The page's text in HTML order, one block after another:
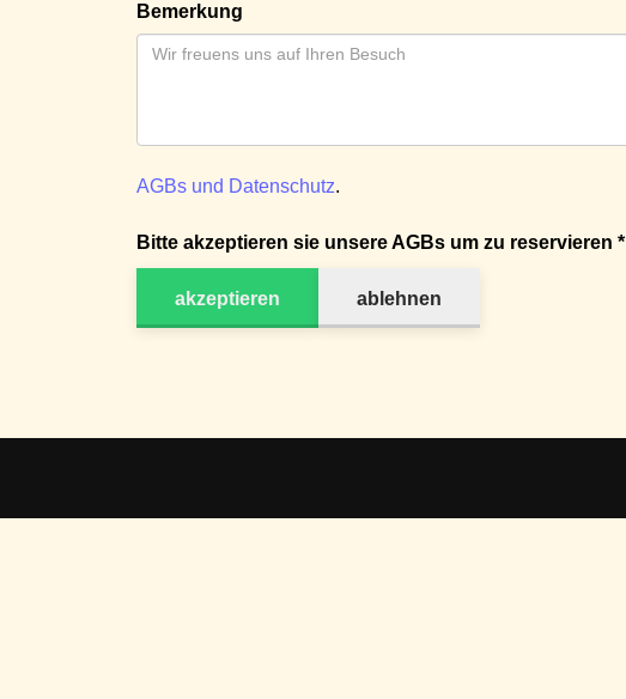
Bemerkung
AGBs und Datenschutz.
Bitte akzeptieren sie unsere AGBs um zu reservieren *
akzeptieren ablehnen